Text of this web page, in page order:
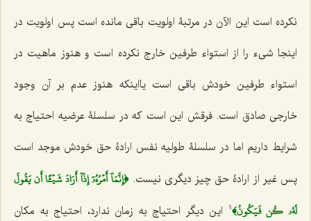
نکرده است این الآن در مرتبۀ اولویت باقی مانده است پس اولویت در
اینجا شیء را از استواء طرفین خارج نکرده است و هنوز ماهیت در
استواء طرفین خودش باقی است یااینکه هنوز عدم بر آن وجود
خارجی صادق است. فرقش این است که در سلسلۀ عرضیه احتیاج به
شرایط داریم اما در سلسلۀ طولیه نفس ارادۀ حق خودش موجد است
پس غیر از ارادۀ حق چیز دیگری نیست.﴿إِنَّمَآ أَمۡرُهُۥٓ إِذَآ أَرَادَ شَيۡ‍ًٔا أَن يَقُولَ
لَهُۥ كُن فَيَكُونُ﴾1
این دیگر احتیاج به زمان ندارد، احتیاج به مکان